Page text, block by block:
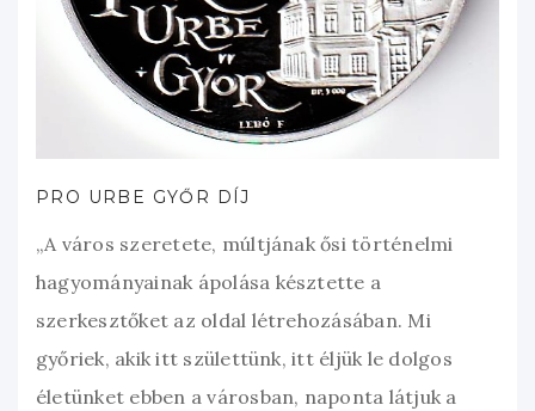
PRO URBE GYŐR DÍJ
„A város szeretete, múltjának ősi történelmi
hagyományainak ápolása késztette a
szerkesztőket az oldal létrehozásában. Mi
győriek, akik itt születtünk, itt éljük le dolgos
életünket ebben a városban, naponta látjuk a